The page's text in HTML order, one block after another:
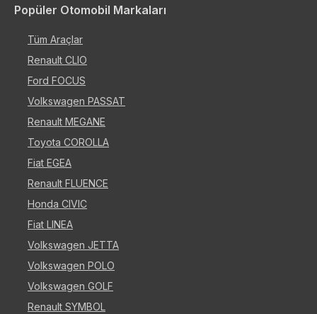
Popüler Otomobil Markaları
Tüm Araçlar
Renault CLIO
Ford FOCUS
Volkswagen PASSAT
Renault MEGANE
Toyota COROLLA
Fiat EGEA
Renault FLUENCE
Honda CIVIC
Fiat LINEA
Volkswagen JETTA
Volkswagen POLO
Volkswagen GOLF
Renault SYMBOL